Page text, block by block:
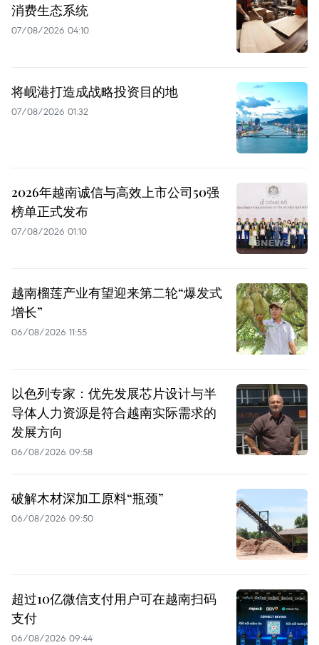
消费生态系统
07/08/2026 04:10
将岘港打造成战略投资目的地
07/08/2026 01:32
2026年越南诚信与高效上市公司50强
榜单正式发布
07/08/2026 01:10
越南榴莲产业有望迎来第二轮“爆发式
增长”
06/08/2026 11:55
以色列专家：优先发展芯片设计与半
导体人力资源是符合越南实际需求的
发展方向
06/08/2026 09:58
破解木材深加工原料“瓶颈”
06/08/2026 09:50
超过10亿微信支付用户可在越南扫码
支付
06/08/2026 09:44